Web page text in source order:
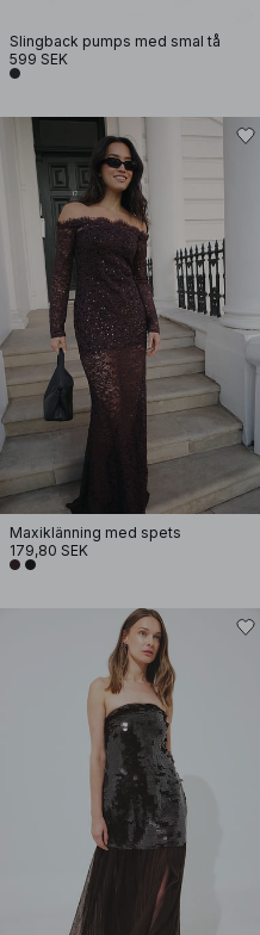
Slingback pumps med smal tå
599 SEK
Maxiklänning med spets
179,80 SEK